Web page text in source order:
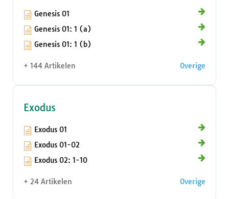
Genesis 01
Genesis 01: 1 (a)
Genesis 01: 1 (b)
+ 144 Artikelen Overige
Exodus
Exodus 01
Exodus 01-02
Exodus 02: 1-10
+ 24 Artikelen Overige